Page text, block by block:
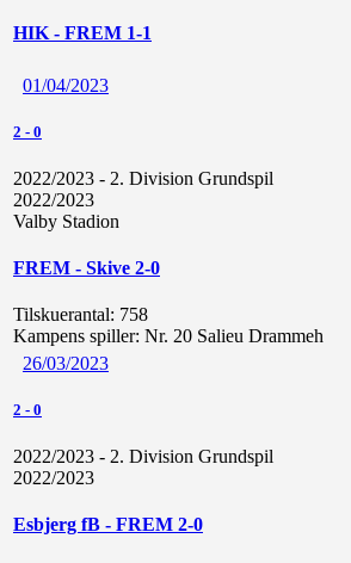
HIK - FREM 1-1
01/04/2023
2 - 0
2022/2023 - 2. Division Grundspil
2022/2023
Valby Stadion
FREM - Skive 2-0
Tilskuerantal: 758
Kampens spiller: Nr. 20 Salieu Drammeh
26/03/2023
2 - 0
2022/2023 - 2. Division Grundspil
2022/2023
Esbjerg fB - FREM 2-0